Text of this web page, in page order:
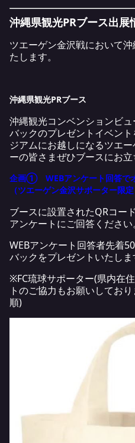
沖縄県観光PRブース出展
ツエーゲン金沢戦において
たします。
沖縄県観光PRブース
沖縄観光コンベンションビ
バックのプレゼントイベン
ジアムにお越しになるツエ
ーの皆さまぜひブースにお立
企画① WEBアンケート回答で
（ツエーゲン金沢サポーター限定
ブースに設置されたQRコー
アンケートにご回答ください。
WEBアンケート回答者先着
バックをプレゼントいたしま
※FC琉球サポーター(県内在
トのご協力もお願いしてお
順)